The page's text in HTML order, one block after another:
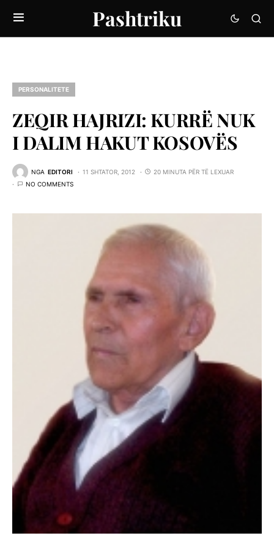
Pashtriku
PERSONALITETE
ZEQIR HAJRIZI: KURRË NUK
I DALIM HAKUT KOSOVËS
NGA EDITORI 11 SHTATOR, 2012
20 MINUTA PËR TË LEXUAR
NO COMMENTS